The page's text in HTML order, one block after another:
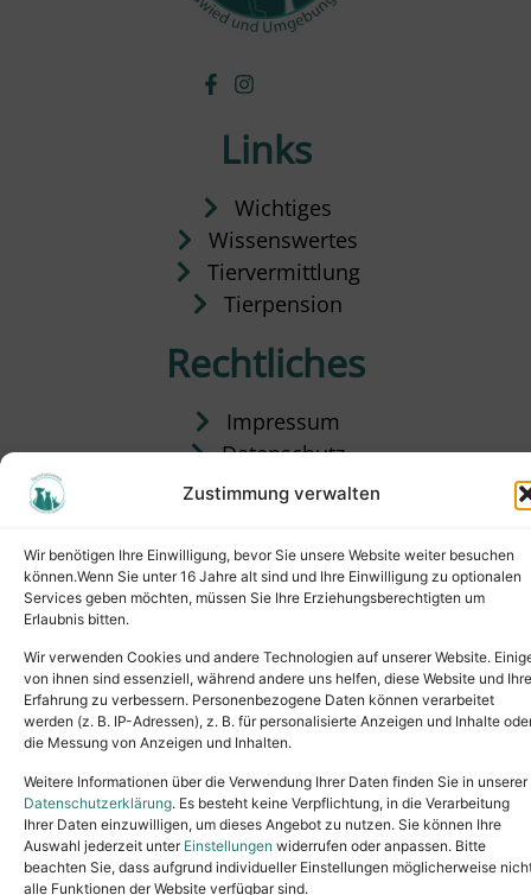
Zustimmung verwalten
Wir benötigen Ihre Einwilligung, bevor Sie unsere Website weiter besuchen
können.Wenn Sie unter 16 Jahre alt sind und Ihre Einwilligung zu optionalen
Services geben möchten, müssen Sie Ihre Erziehungsberechtigten um
Erlaubnis bitten.
Wir verwenden Cookies und andere Technologien auf unserer Website.
von ihnen sind essenziell, während andere uns helfen, diese Website und Ihre
Erfahrung zu verbessern. Personenbezogene Daten können verarbeitet
werden (z. B. IP-Adressen), z. B. für personalisierte Anzeigen und Inhalte
die Messung von Anzeigen und Inhalten.
Weitere Informationen über die Verwendung Ihrer Daten finden Sie in unserer
Datenschutzerklärung. Es besteht keine Verpflichtung, in die Verarbeitung
Ihrer Daten einzuwilligen, um dieses Angebot zu nutzen. Sie können Ihre
Auswahl jederzeit unter Einstellungen widerrufen oder anpassen. Bitte
beachten Sie, dass aufgrund individueller Einstellungen möglicherweise
alle Funktionen der Website verfügbar sind.
Links
Wichtiges
Wissenswertes
Tiervermittlung
Tierpension
Rechtliches
Impressum
Datenschutz
Satzung
Copyright © 2024. All rights reserved.
Tel.: (02631) 55356buero@tierheim-neuwied.de
Ludwigshof 1, 56567 Neuwied